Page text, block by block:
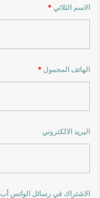
الاسم الثلاثي*
الهاتف المحمول*
البريد الالكتروني
الاشتراك في رسائل الواتس أب